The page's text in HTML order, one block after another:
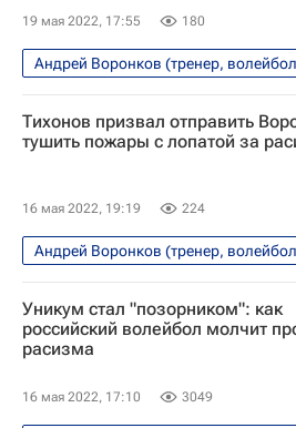
19 мая 2022, 17:55 180
Андрей Воронков (тренер,
Волейбол
Локомотив
Тихонов призвал отправить
тушить пожары с лопатой за
16 мая 2022, 19:19 224
Андрей Воронков (тренер,
Волейбол
Александр Тихонов
Уралочка-НТМК
Уникум стал "позорником": как
российский волейбол молчит
расизма
16 мая 2022, 17:10 3049